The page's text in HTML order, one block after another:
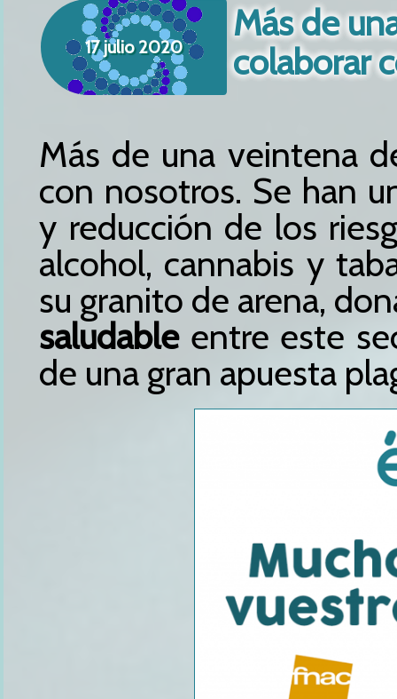
17 julio 2020
Más de
colaborar
Más de una veintena
con nosotros. Se han
y reducción de los
alcohol, cannabis y
su granito de arena,
saludableentre este
de una gran apuesta